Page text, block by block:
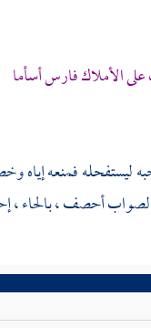
الأملاك فارس أسأما
فمنعه إياه
أحصف ، بالحاء ،